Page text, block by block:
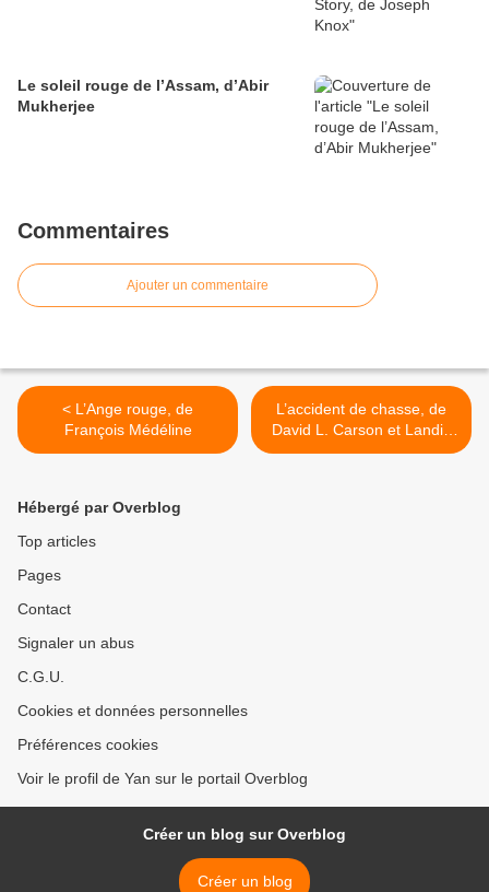
Le soleil rouge de l’Assam, d’Abir
Mukherjee
Commentaires
Ajouter un commentaire
< L’Ange rouge, de
François Médéline
L’accident de chasse, de
David L. Carson et Landis
Blair >
Hébergé par Overblog
Top articles
Pages
Contact
Signaler un abus
C.G.U.
Cookies et données personnelles
Préférences cookies
Voir le profil de Yan sur le portail Overblog
Créer un blog sur Overblog
Créer un blog